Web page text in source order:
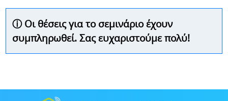
ⓘ Οι θέσεις για το σεμινάριο έχουν
συμπληρωθεί. Σας ευχαριστούμε πολύ!